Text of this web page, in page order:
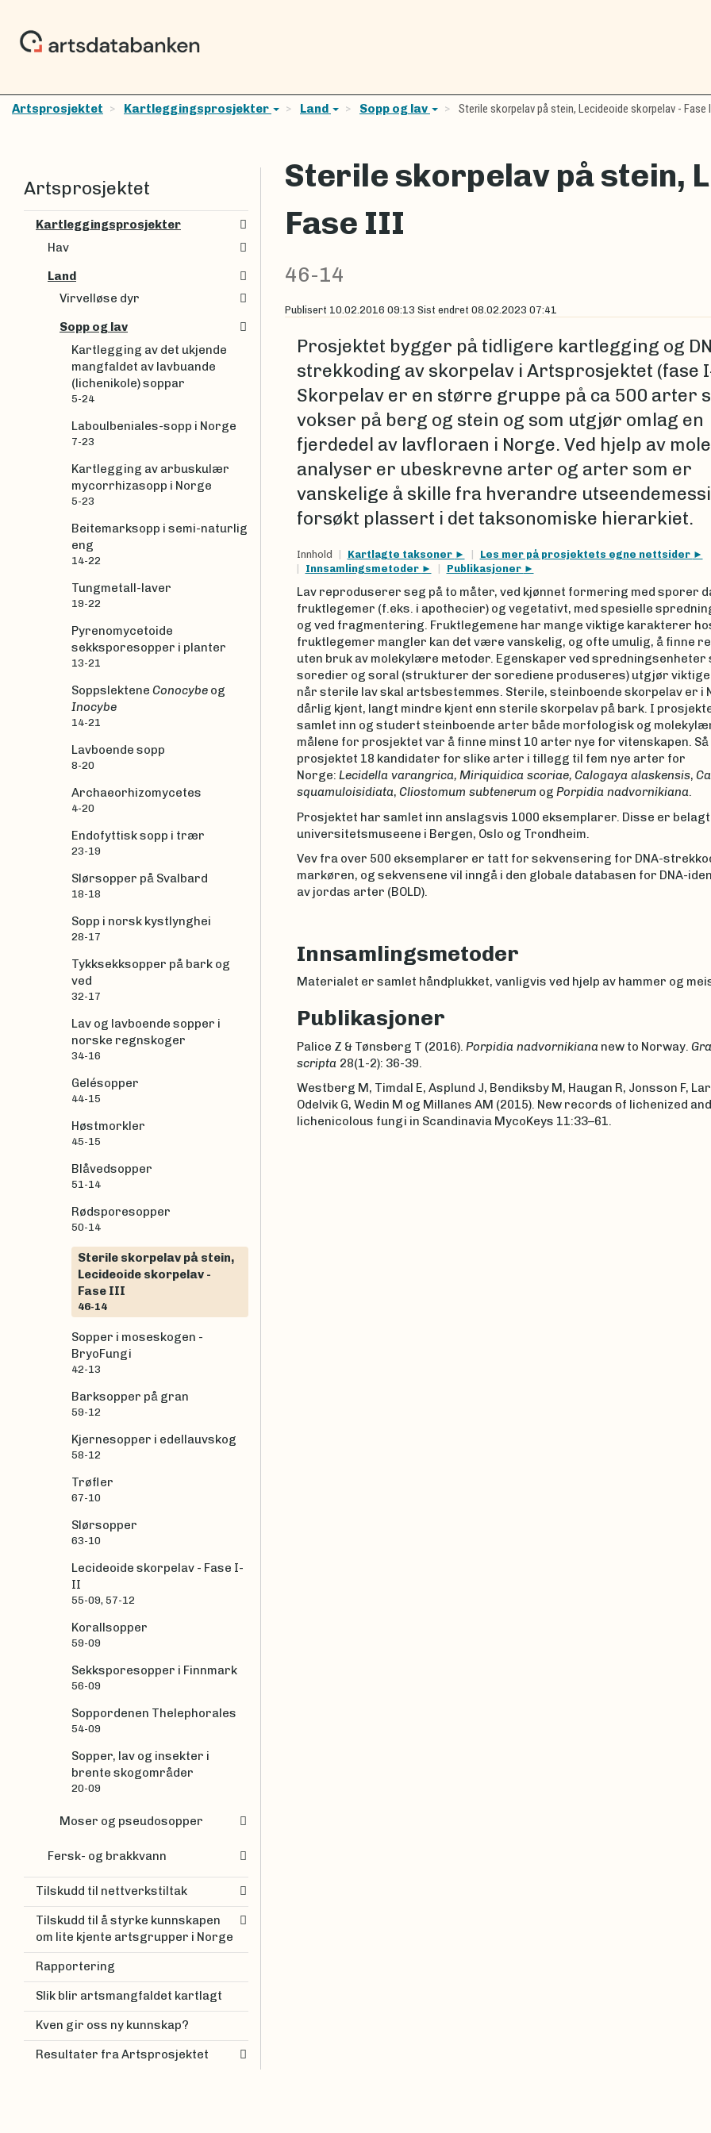
Artsprosjektet Kartleggingsprosjekter Land Sopp og lav Sterile skorpelav på stein, Lecideoide skorpelav - Fase
Sterile skorpelav på stein,
Fase III
46-14
Publisert 10.02.2016 09:13 Sist endret 08.02.2023 07:41
Prosjektet bygger på tidligere kartlegging og
strekkoding av skorpelav i Artsprosjektet (fase
Skorpelav er en større gruppe på ca 500 arter
vokser på berg og stein og som utgjør omlag en
fjerdedel av lavfloraen i Norge. Ved hjelp av
analyser er ubeskrevne arter og arter som er
vanskelige å skille fra hverandre
forsøkt plassert i det taksonomiske hierarkiet.
Innhold Kartlagte taksoner
Les mer på prosjektets egne nettsider
Innsamlingsmetoder
Publikasjoner
Lav reproduserer seg på to måter, ved kjønnet formering med sporer
fruktlegemer (f.eks. i apothecier) og vegetativt, med spesielle
og ved fragmentering. Fruktlegemene har mange viktige karakterer
fruktlegemer mangler kan det være vanskelig, og ofte umulig, å finne
uten bruk av molekylære metoder. Egenskaper ved spredningsenheter
soredier og soral (strukturer der sorediene produseres) utgjør
når sterile lav skal artsbestemmes. Sterile, steinboende skorpelav er i
dårlig kjent, langt mindre kjent enn sterile skorpelav på bark. I
samlet inn og studert steinboende arter både morfologisk og
målene for prosjektet var å finne minst 10 arter nye for vitenskapen.
prosjektet 18 kandidater for slike arter i tillegg til fem nye arter for
Norge: Lecidella varangrica, Miriquidica scoriae, Calogaya alaskensis,
squamuloisidiata, Cliostomum subtenerum og Porpidia nadvornikiana.
Prosjektet har samlet inn anslagsvis 1000 eksemplarer. Disse er belagt
universitetsmuseene i Bergen, Oslo og Trondheim.
Vev fra over 500 eksemplarer er tatt for sekvensering for DNA-
markøren, og sekvensene vil inngå i den globale databasen for DNA-
av jordas arter (BOLD).
Innsamlingsmetoder
Materialet er samlet håndplukket, vanligvis ved hjelp av hammer og
Publikasjoner
Palice Z & Tønsberg T (2016). Porpidia nadvornikiana new to Norway.
scripta 28(1-2): 36-39.
Westberg M, Timdal E, Asplund J, Bendiksby M, Haugan R, Jonsson F,
Odelvik G, Wedin M og Millanes AM (2015). New records of lichenized and
lichenicolous fungi in Scandinavia MycoKeys 11:33–61.
Artsprosjektet
Kartleggingsprosjekter
Hav
Land
Virvelløse dyr
Sopp og lav
Kartlegging av det ukjende
mangfaldet av lavbuande
(lichenikole) soppar
5-24
Laboulbeniales-sopp i Norge
7-23
Kartlegging av arbuskulær
mycorrhizasopp i Norge
5-23
Beitemarksopp i semi-naturlig
eng
14-22
Tungmetall-laver
19-22
Pyrenomycetoide
sekksporesopper i planter
13-21
Soppslektene Conocybe og
Inocybe
14-21
Lavboende sopp
8-20
Archaeorhizomycetes
4-20
Endofyttisk sopp i trær
23-19
Slørsopper på Svalbard
18-18
Sopp i norsk kystlynghei
28-17
Tykksekksopper på bark og
ved
32-17
Lav og lavboende sopper i
norske regnskoger
34-16
Gelésopper
44-15
Høstmorkler
45-15
Blåvedsopper
51-14
Rødsporesopper
50-14
Sterile skorpelav på stein,
Lecideoide skorpelav -
Fase III
46-14
Sopper i moseskogen -
BryoFungi
42-13
Barksopper på gran
59-12
Kjernesopper i edellauvskog
58-12
Trøfler
67-10
Slørsopper
63-10
Lecideoide skorpelav - Fase I-
II
55-09, 57-12
Korallsopper
59-09
Sekksporesopper i Finnmark
56-09
Soppordenen Thelephorales
54-09
Sopper, lav og insekter i
brente skogområder
20-09
Moser og pseudosopper
Fersk- og brakkvann
Tilskudd til nettverkstiltak
Tilskudd til å styrke kunnskapen
om lite kjente artsgrupper i Norge
Rapportering
Slik blir artsmangfaldet kartlagt
Kven gir oss ny kunnskap?
Resultater fra Artsprosjektet